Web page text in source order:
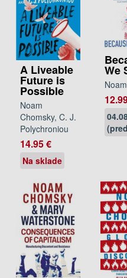
A Liveable
Future is
Possible
Noam
Chomsky, C. J.
Polychroniou
14.95 €
Na sklade
We